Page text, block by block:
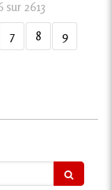
2613
7 8
9